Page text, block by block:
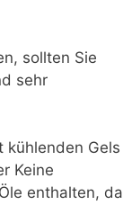
sollten Sie
sehr
kühlenden Gels
Keine
enthalten, da